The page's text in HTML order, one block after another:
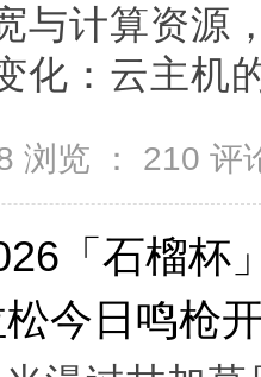
与计算资源
化：云主机
浏览 ： 210 评
「石榴杯
今日鸣枪